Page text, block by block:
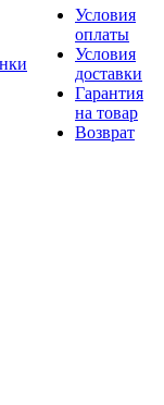
Условия
оплаты
Условия
доставки
Гарантия
на товар
Возврат